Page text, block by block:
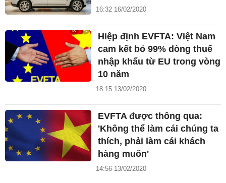
16:32 16/02/2020
Hiệp định EVFTA: Việt Nam
cam kết bỏ 99% dòng thuế
nhập khẩu từ EU trong vòng
10 năm
18:15 13/02/2020
EVFTA được thông qua:
'Không thể làm cái chúng ta
thích, phải làm cái khách
hàng muốn'
14:56 13/02/2020